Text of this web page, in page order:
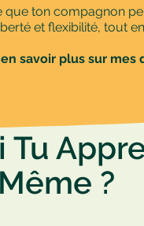
que ton compagnon
et flexibilité, tout
savoir plus sur
Tu
?